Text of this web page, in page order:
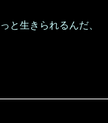
と生きられるんだ、